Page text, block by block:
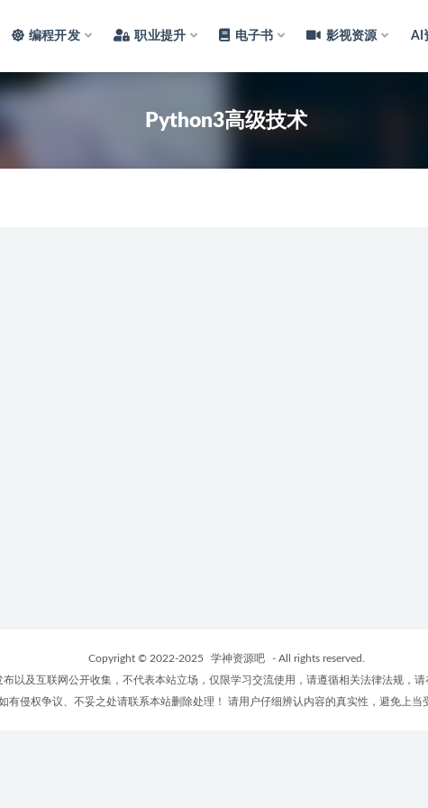
编程开发 职业提升 电子书 影视资源 AI
Python3高级技术
Copyright © 2022-2025 学神资源吧
- All rights reserved.
以及互联网公开收集，不代表本站立场，仅限学习交流使用，请遵循相关法律法规，请
有侵权争议、不妥之处请联系本站删除处理！ 请用户仔细辨认内容的真实性，避免上当